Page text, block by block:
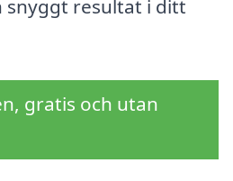
snyggt resultat i ditt
gratis och utan